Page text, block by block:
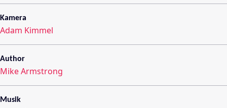
Kamera
Adam Kimmel
Author
Mike Armstrong
Musik